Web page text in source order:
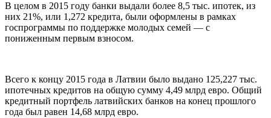
В целом в 2015 году банки выдали более 8,5 тыс. ипотек, из
них 21%, или 1,272 кредита, были оформлены в рамках
госпрограммы по поддержке молодых семей — с
пониженным первым взносом.
Всего к концу 2015 года в Латвии было выдано 125,227 тыс.
ипотечных кредитов на общую сумму 4,49 млрд евро. Общий
кредитный портфель латвийских банков на конец прошлого
года был равен 14,68 млрд евро.